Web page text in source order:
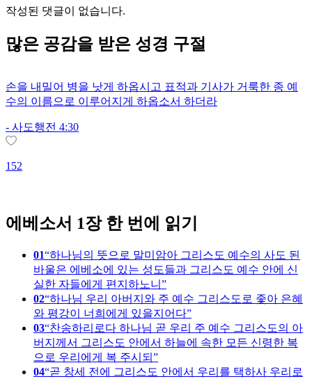
작성된 댓글이 없습니다.
많은 공감을 받은 성경 구절
손을 내밀어 병을 낫게 하옵시고 표적과 기사가 거룩한 종 예
수의 이름으로 이루어지게 하옵소서 하더라
- 사도행전 4:30
152
에베소서 1장 한 번에 읽기
01 하나님의 뜻으로 말미암아 그리스도 예수의 사도 된
바울은 에베소에 있는 성도들과 그리스도 예수 안에 신
실한 자들에게 편지하노니
02 하나님 우리 아버지와 주 예수 그리스도로 좇아 은혜
와 평강이 너희에게 있을지어다
03 찬송하리로다 하나님 곧 우리 주 예수 그리스도의 아
버지께서 그리스도 안에서 하늘에 속한 모든 신령한 복
으로 우리에게 복 주시되
04 곧 창세 전에 그리스도 안에서 우리를 택하사 우리로